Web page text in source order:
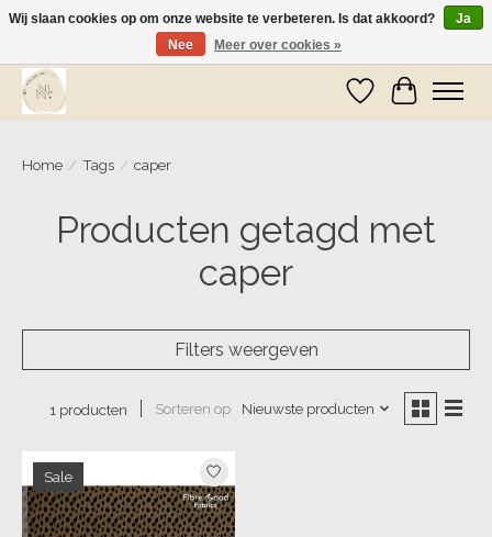
Wij zijn op vakantie! Vanaf zaterdag 9 mei worden er weer pakketjes verzonden
Verlanglijst
Home / Tags / caper
Producten getagd met
caper
Filters weergeven
1 producten Sorteren op Nieuwste producten
Sale
Wij slaan cookies op om onze website te verbeteren. Is dat akkoord?
Ja
Nee
Meer over cookies »